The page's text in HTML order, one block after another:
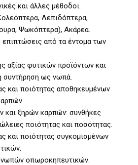
και άλλες μέθοδοι.
Λεπιδόπτερα,
Ψωκόπτερα), Ακάρεα.
επιπτώσεις από τα έντομα των
αξίας φυτικών προϊόντων και
συντήρηση ως νωπά.
και ποιότητας αποθηκευμένων
και ξηρών καρπών: συνθήκες
ποιότητας και ποσότητας.
και ποιότητας συγκομισμένων
νωπών οπωροκηπευτικών.